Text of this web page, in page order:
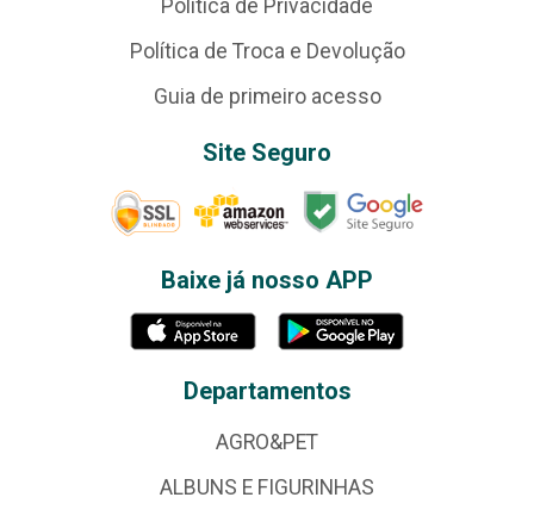
Política de Privacidade
Política de Troca e Devolução
Guia de primeiro acesso
Site Seguro
Baixe já nosso APP
Departamentos
AGRO&PET
ALBUNS E FIGURINHAS